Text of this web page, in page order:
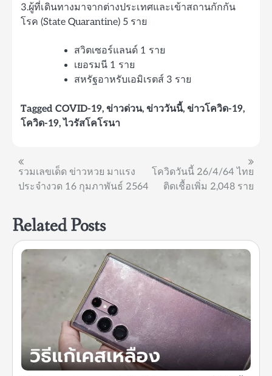
3.ผู้ที่เดินทางมาจากต่างประเทศและเข้าสถานกักกัน
โรค (State Quarantine) 5 ราย
สวิตเซอร์แลนด์ 1 ราย
เยอรมนี 1 ราย
สหรัฐอาหรับเอมิเรตส์ 3 ราย
Tagged COVID-19, ข่าวด่วน, ข่าววันนี้, ข่าวโควิด-19,
โควิด-19,ไวรัสโคโรนา
แนะแนว
รวมเลขเด็ด ข่าวหวย มาแรง
ประจำงวด 16 กุมภาพันธ์ 2564
โควิดวันนี้ 26/4/64 ไทย
ติดเชื้อเพิ่ม 2,048 ราย
Related Posts